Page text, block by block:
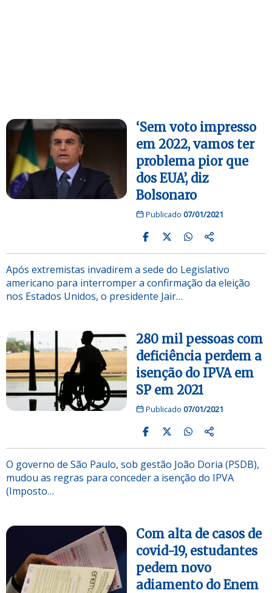
‘Sem voto impresso
em 2022, vamos ter
problema pior que
dos EUA’, diz
Bolsonaro
Publicado 07/01/2021
Após extremistas invadirem a sede do Legislativo
americano para interromper a confirmação da eleição
nos Estados Unidos, o presidente Jair…
280 mil pessoas com
deficiência perdem a
isenção do IPVA em
SP em 2021
Publicado 07/01/2021
O governo de São Paulo, sob gestão João Doria (PSDB),
mudou as regras para conceder a isenção do IPVA
(Imposto…
Com alta de casos de
covid-19, estudantes
pedem novo
adiamento do Enem